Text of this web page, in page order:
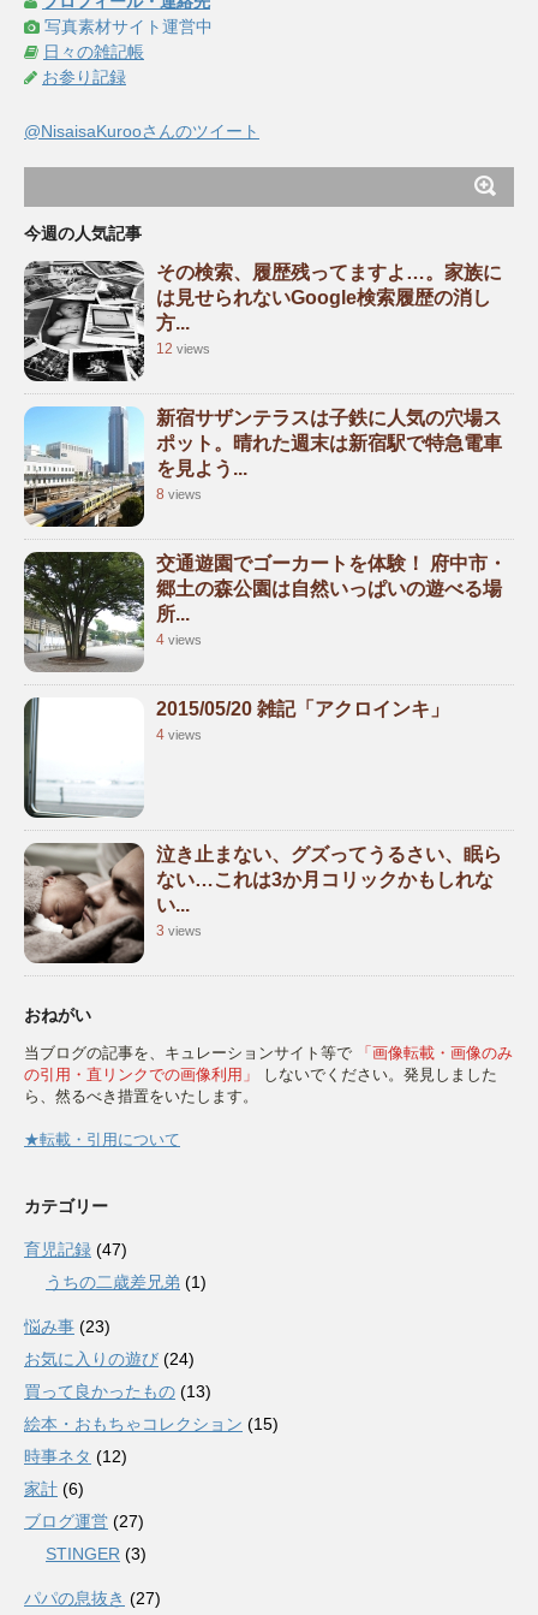
写真素材サイト運営中
日々の雑記帳
お参り記録
@NisaisaKurooさんのツイート
今週の人気記事
その検索、履歴残ってますよ…。家族に
は見せられないGoogle検索履歴の消し
方...
12 views
新宿サザンテラスは子鉄に人気の穴場ス
ポット。晴れた週末は新宿駅で特急電車
を見よう...
8 views
交通遊園でゴーカートを体験！ 府中市・
郷土の森公園は自然いっぱいの遊べる場
所...
4 views
2015/05/20 雑記「アクロインキ」
4 views
泣き止まない、グズってうるさい、眠ら
ない…これは3か月コリックかもしれな
い...
3 views
おねがい
当ブログの記事を、キュレーションサイト等で
「画像転載・画像のみ
の引用・直リンクでの画像利用」
しないでください。発見しました
ら、然るべき措置をいたします。
★転載・引用について
カテゴリー
育児記録 (47)
うちの二歳差兄弟 (1)
悩み事 (23)
お気に入りの遊び (24)
買って良かったもの (13)
絵本・おもちゃコレクション (15)
時事ネタ (12)
家計 (6)
ブログ運営 (27)
STINGER (3)
パパの息抜き (27)